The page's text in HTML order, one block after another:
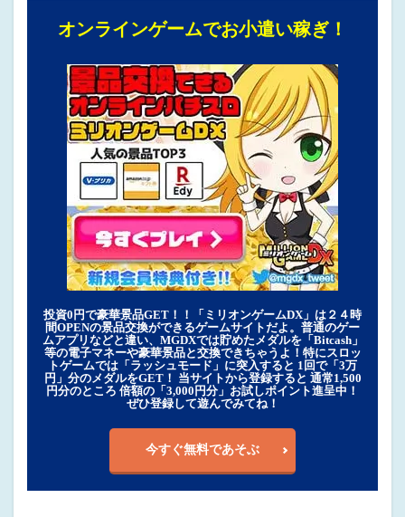
オンラインゲームでお小遣い稼ぎ！
投資0円で豪華景品GET！！「ミリオンゲームDX」は２４時
間OPENの景品交換ができるゲームサイトだよ。普通のゲー
ムアプリなどと違い、MGDXでは貯めたメダルを「Bitcash」
等の電子マネーや豪華景品と交換できちゃうよ！特にスロッ
トゲームでは「ラッシュモード」に突入すると 1回で「3万
円」分のメダルをGET！ 当サイトから登録すると 通常1,500
円分のところ 倍額の「3,000円分」お試しポイント進呈中！
ぜひ登録して遊んでみてね！
今すぐ無料であそぶ